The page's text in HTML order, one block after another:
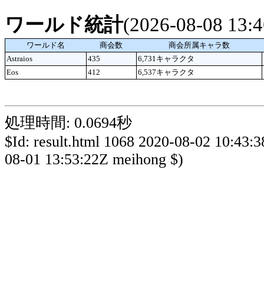
ワールド統計(2026-08-08
ワールド名 商会数
商会所属キャラ数
Astraios
435 6,731キャラクタ
Eos
412 6,537キャラクタ
処理時間: 0.0694秒
$Id: result.html 1068 2020-08-02
08-01 13:53:22Z meihong $)